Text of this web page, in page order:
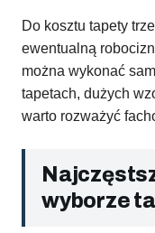
Do kosztu tapety
ewentualną
można wykonać
tapetach, dużych
warto rozważyć
wyborze